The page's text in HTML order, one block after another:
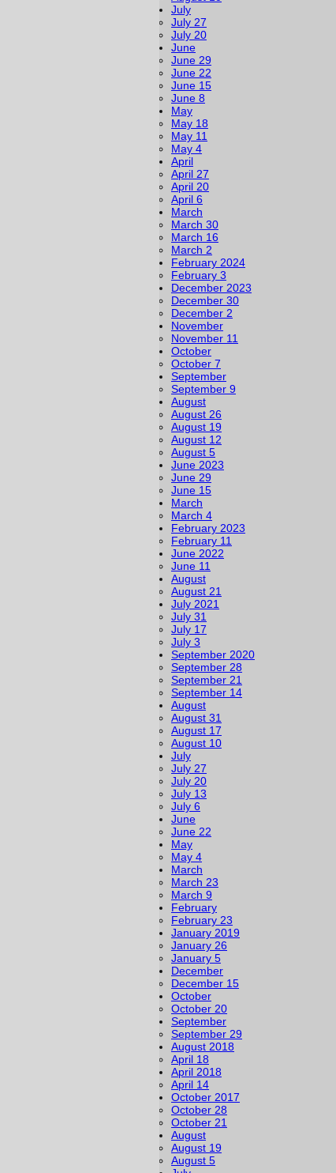
July
July 27
July 20
June
June 29
June 22
June 15
June 8
May
May 18
May 11
May 4
April
April 27
April 20
April 6
March
March 30
March 16
March 2
February 2024
February 3
December 2023
December 30
December 2
November
November 11
October
October 7
September
September 9
August
August 26
August 19
August 12
August 5
June 2023
June 29
June 15
March
March 4
February 2023
February 11
June 2022
June 11
August
August 21
July 2021
July 31
July 17
July 3
September 2020
September 28
September 21
September 14
August
August 31
August 17
August 10
July
July 27
July 20
July 13
July 6
June
June 22
May
May 4
March
March 23
March 9
February
February 23
January 2019
January 26
January 5
December
December 15
October
October 20
September
September 29
August 2018
April 18
April 2018
April 14
October 2017
October 28
October 21
August
August 19
August 5